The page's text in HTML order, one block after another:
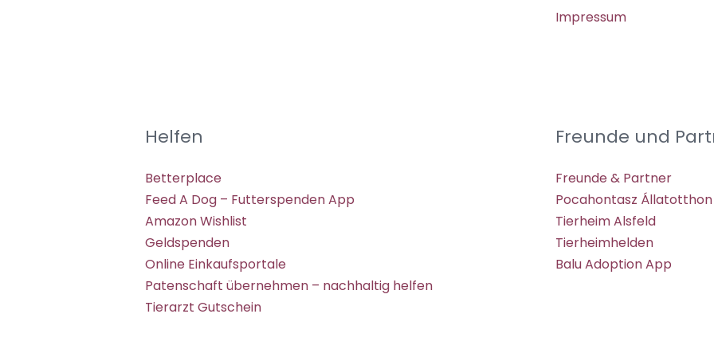
Impressum
Helfen
Betterplace
Feed A Dog – Futterspenden App
Amazon Wishlist
Geldspenden
Online Einkaufsportale
Patenschaft übernehmen – nachhaltig helfen
Tierarzt Gutschein
Freunde und
Freunde & Partner
Pocahontasz Állatotthon
Tierheim Alsfeld
Tierheimhelden
Balu Adoption App